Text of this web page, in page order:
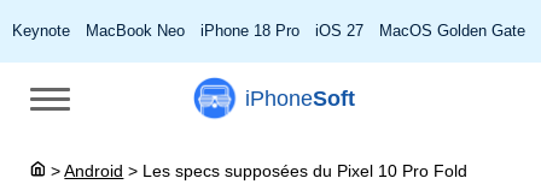
Keynote MacBook Neo iPhone 18 Pro iOS 27 MacOS Golden Gate
iPhoneSoft
> Android > Les specs supposées du Pixel 10 Pro Fold